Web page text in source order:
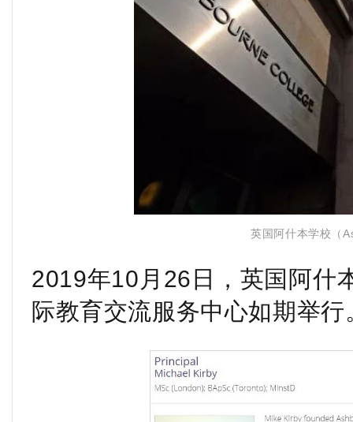
英国阿什本学校（
2019年10月26日，英国阿什
际教育交流服务中心如期举行